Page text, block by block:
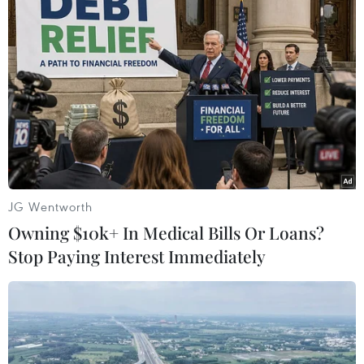
#Afghanistan #Taliban
#Căn cứ quân sự
#Nhà nước Hồi giáo IS
#al-Qaeda
JG Wentworth
Owning $10k+ In Medical Bills Or Loans?
Stop Paying Interest Immediately